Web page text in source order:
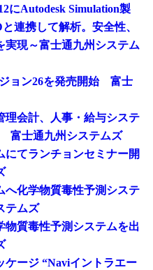
にAutodesk Simulation製
連携して解析。安全性、
実現～富士通九州システム
ョン26を発売開始 富士
理会計、人事・給与システ
富士通九州システムズ
てランチョンセミナー開
へ化学物質毒性予測システ
テムズ
物質毒性予測システムを出
ケージ “Naviイントラエー